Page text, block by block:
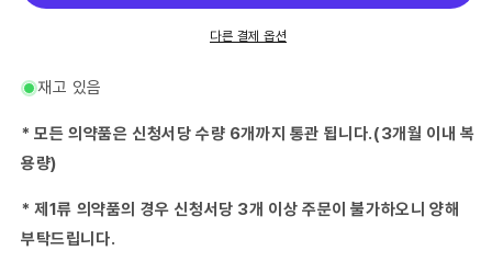
수
임
수
다른 결제 옵션
재고 있음
* 모든 의약품은 신청서당 수량 6개까지 통관 됩니다.(3개월 이내 복
용량)
* 제1류 의약품의 경우 신청서당 3개 이상 주문이 불가하오니 양해
부탁드립니다.